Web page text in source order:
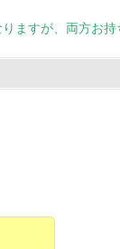
ますが、両方お